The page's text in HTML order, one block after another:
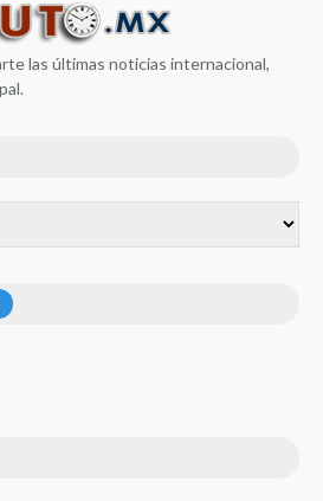
las últimas noticias internacional,